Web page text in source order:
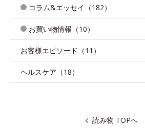
コラム&エッセイ（182）
お買い物情報（10）
お客様エピソード（11）
ヘルスケア（18）
読み物 TOPへ